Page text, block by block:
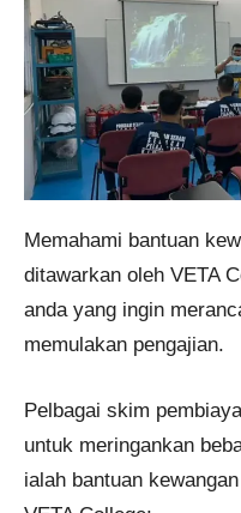
Memahami bantuan
ditawarkan oleh VETA
anda yang ingin
memulakan pengajian.
Pelbagai skim
untuk meringankan
ialah bantuan